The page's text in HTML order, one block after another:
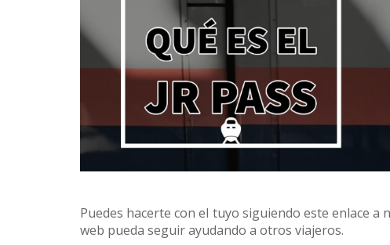
Puedes hacerte con el tuyo siguiendo este enlace
web pueda seguir ayudando a otros viajeros.